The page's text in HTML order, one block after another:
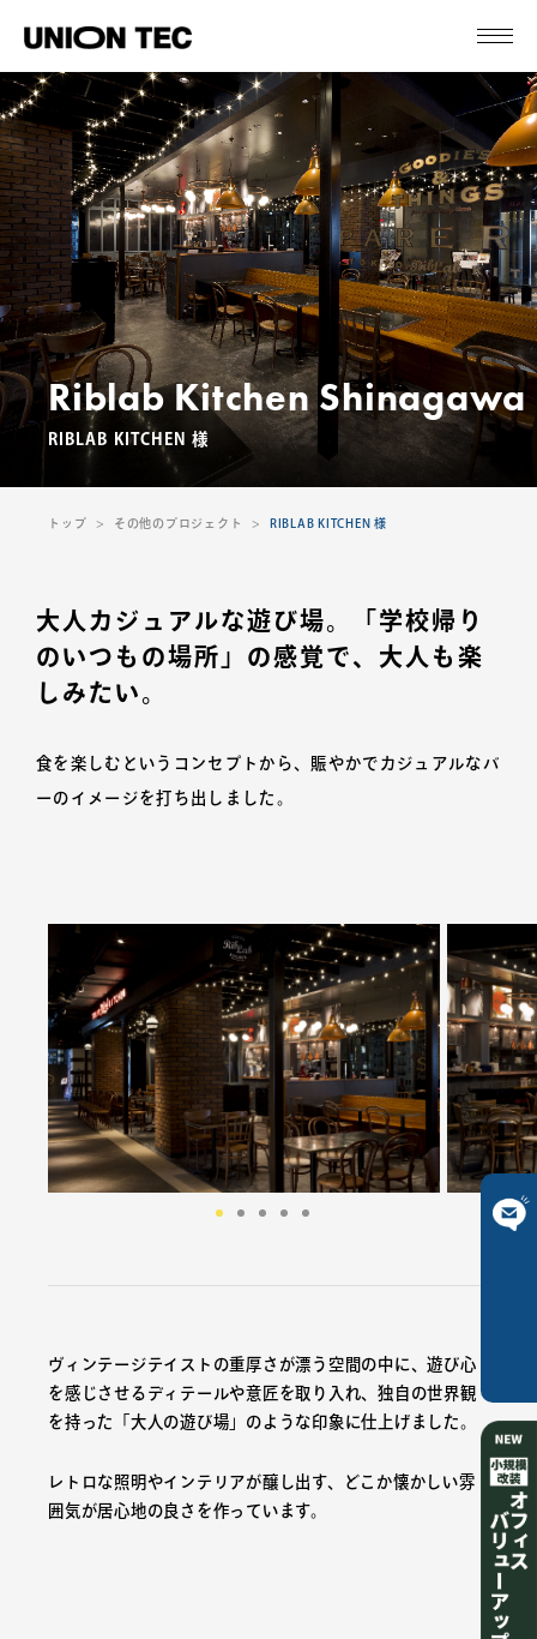
Riblab Kitchen Shinagawa
RIBLAB KITCHEN 様
トップ その他のプロジェクト RIBLAB KITCHEN 様
大人カジュアルな遊び場。「学校帰り
のいつもの場所」の感覚で、大人も楽
しみたい。
食を楽しむというコンセプトから、賑やかでカジュアルなバ
ーのイメージを打ち出しました。
ヴィンテージテイストの重厚さが漂う空間の中に、遊び心
を感じさせるディテールや意匠を取り入れ、独自の世界観
を持った「大人の遊び場」のような印象に仕上げました。
レトロな照明やインテリアが醸し出す、どこか懐かしい雰
囲気が居心地の良さを作っています。
ご相談は
こちら